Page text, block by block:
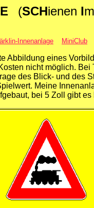
(SCHienen Im
Innenanlage MiniClub
eines
nicht möglich.
des Blick- und des
Meine
bei 5 Zoll gibt